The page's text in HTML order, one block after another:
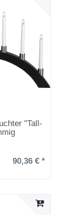
"Tall-
90,36 € *